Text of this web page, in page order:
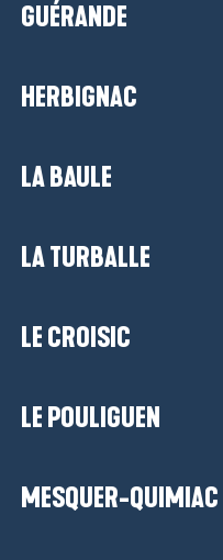
GUÉRANDE
HERBIGNAC
LA BAULE
LA TURBALLE
LE CROISIC
LE POULIGUEN
MESQUER-QUIMIAC
Kontaktdaten